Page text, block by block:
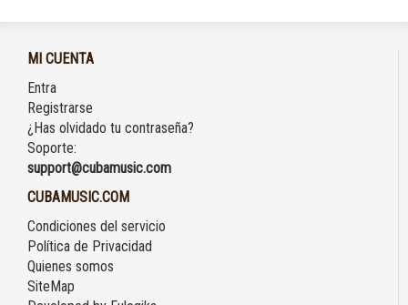
MI CUENTA
Entra
Registrarse
¿Has olvidado tu contraseña?
Soporte:
support@cubamusic.com
CUBAMUSIC.COM
Condiciones del servicio
Política de Privacidad
Quienes somos
SiteMap